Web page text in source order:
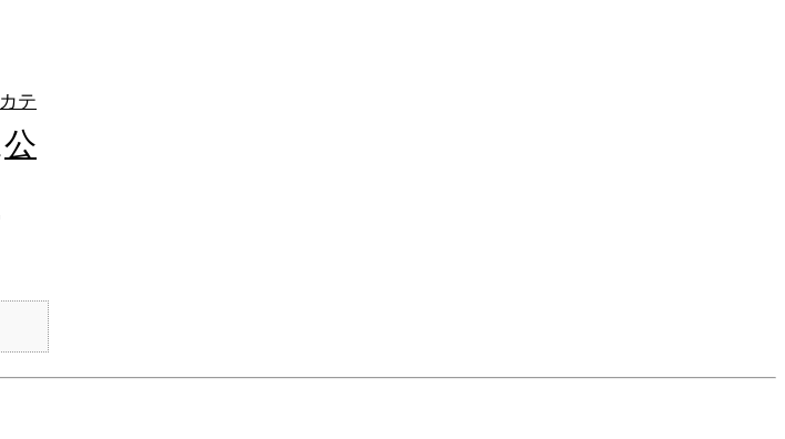
カテ
公